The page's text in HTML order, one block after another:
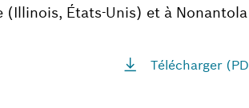
(Illinois, États-Unis) et à
Télécharger